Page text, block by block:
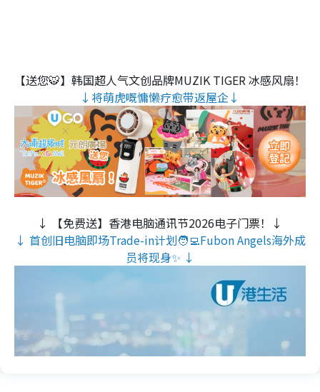
【送您🐯】韩国超人气文创品牌MUZIK TIGER 冰感风扇！
↓将萌虎嘅慵懒疗愈带返屋企↓
↓ 【免费送】香港电脑通讯节2026电子门票！↓
↓ 首创旧电脑即场Trade-in计划🧑‍💻Fubon Angels海外成
员将现身✨ ↓